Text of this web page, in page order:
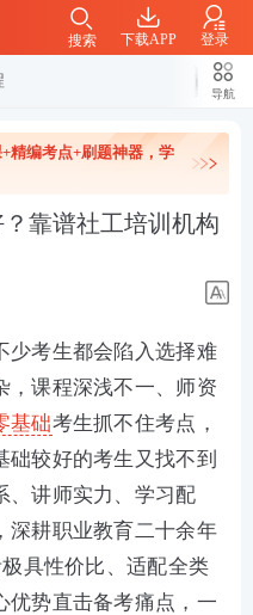
下载APP 登录
搜索
导航
精编考点+刷题神器，学
靠谱社工培训机构
少考生都会陷入选择难
，课程深浅不一、师资
基础考生抓不住考点，
较好的考生又找不到
、讲师实力、学习配
深耕职业教育二十余年
具性价比、适配全类
优势直击备考痛点，一